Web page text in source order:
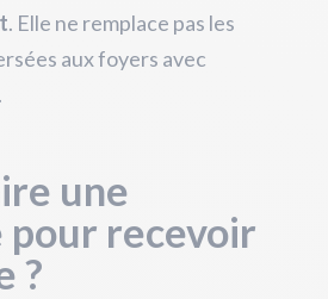
. Elle ne remplace pas les
aux foyers avec
une
pour recevoir
?